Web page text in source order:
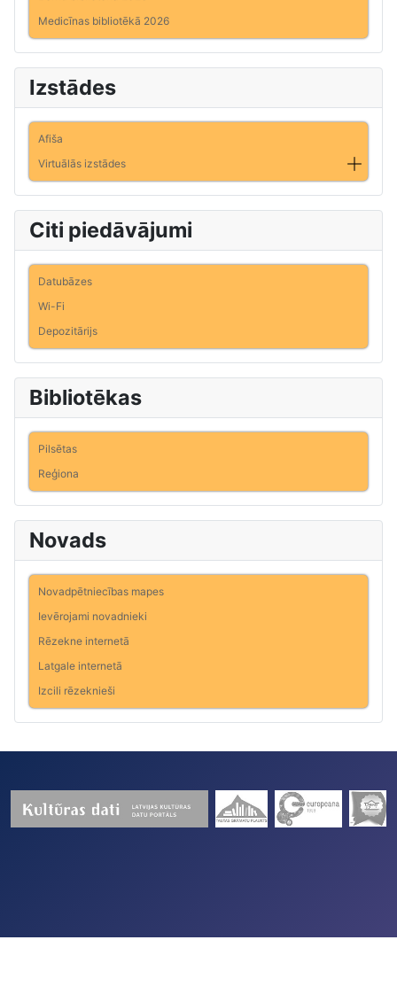
Medicīnas bibliotēkā 2026
Izstādes
Afiša
Virtuālās izstādes
Citi piedāvājumi
Datubāzes
Wi-Fi
Depozitārijs
Bibliotēkas
Pilsētas
Reģiona
Novads
Novadpētniecības mapes
Ievērojami novadnieki
Rēzekne internetā
Latgale internetā
Izcili rēzeknieši